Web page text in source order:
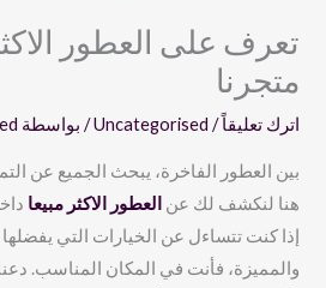
تعرف على العطور
متجرنا
اترك تعليقاً /
Uncategorised/ بواسطة
بين العطور الفاخرة، يبحث الجميع عن
هنا لنكشف لك عن العطور الاكثر مبيعا
إذا كنت تتساءل عن الخيارات التي
والمميزة، فأنت في المكان المناسب.